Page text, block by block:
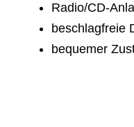
Radio/CD-
beschlagfreie
bequemer